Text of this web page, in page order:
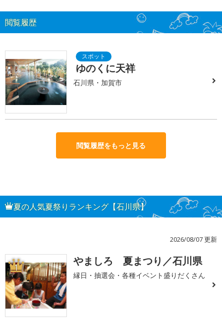
閲覧履歴
ゆのくに天祥
石川県・加賀市
閲覧履歴をもっと見る
夏の人気夏祭りランキング【石川県】
2026/08/07 更新
1 やましろ 夏まつり／石川県
縁日・抽選会・各種イベント盛りだくさん